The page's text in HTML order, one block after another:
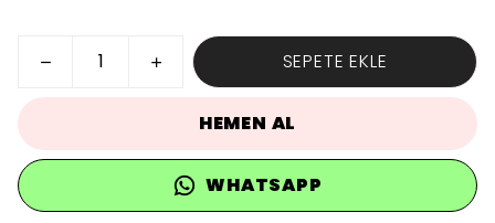
SEPETE EKLE
HEMEN AL
WHATSAPP